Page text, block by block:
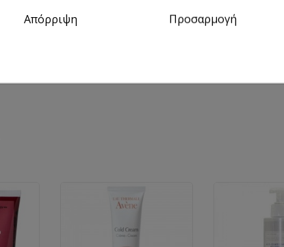
Απόρριψη Προσαρμογή